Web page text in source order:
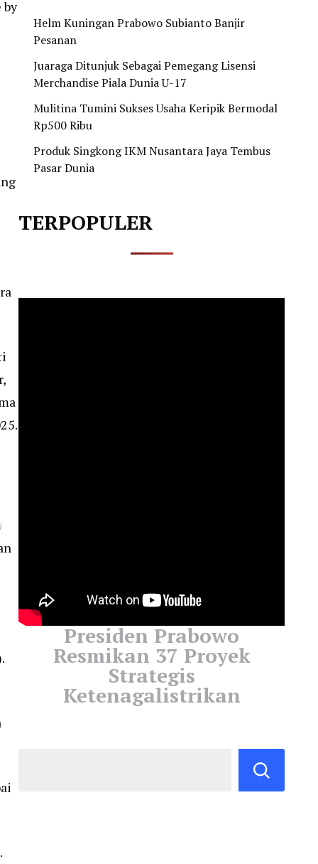
by
Helm Kuningan Prabowo Subianto Banjir
Pesanan
Juaraga Ditunjuk Sebagai Pemegang Lisensi
Merchandise Piala Dunia U-17
Mulitina Tumini Sukses Usaha Keripik Bermodal
Rp500 Ribu
Produk Singkong IKM Nusantara Jaya Tembus
Pasar Dunia
TERPOPULER
Presiden Prabowo
Resmikan 37 Proyek
Strategis
Ketenagalistrikan